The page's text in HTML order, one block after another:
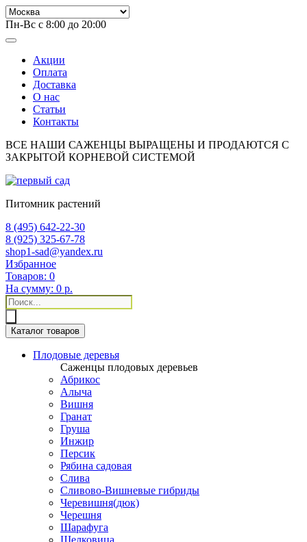
Пн-Вс с 8:00 до 20:00
Акции
Оплата
Доставка
О нас
Статьи
Контакты
ВСЕ НАШИ САЖЕНЦЫ ВЫРАЩЕНЫ И ПРОДАЮТСЯ С
ЗАКРЫТОЙ КОРНЕВОЙ СИСТЕМОЙ
Питомник растений
8 (495) 642-22-30
8 (925) 325-67-78
shop1-sad@yandex.ru
Избранное
Товаров: 0
На сумму: 0 р.
Поиск
товаров
Каталог товаров
Плодовые деревья
Саженцы плодовых деревьев
Абрикос
Алыча
Вишня
Гранат
Груша
Инжир
Персик
Рябина садовая
Слива
Сливово-Вишневые гибриды
Черевишня(дюк)
Черешня
Шарафуга
Шелковица